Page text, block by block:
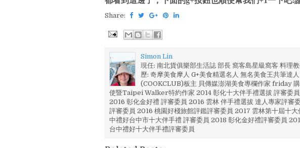
Share:
Simon Lin
現任: 南北貨俱樂部生活誌 部長 窩客島星級窩客 料理
歷: 奇摩美食摩人 G+美食精選名人 無名美食王共筆
(COOKCLUB)板主 貝傳媒澎湖美食專欄作家 friday
使暨Taipei Walker特約作家 2014 彰化十大伴手禮選拔 評審委
2016 彰化金好禮 評審委員 2016 雲林 伴手禮選拔 達人專家評審
評審委員 2016 桃園好棧旅館評鑑評審委員 2017 雲林第十屆十
中禮好台中市十大伴手禮 評審委員 2018 彰化金好禮評審委員
台中禮好十大伴手禮評審委員